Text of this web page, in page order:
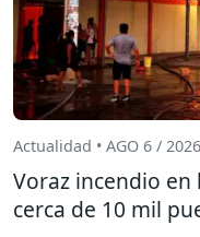
Actualidad • AGO 6 / 2026
Voraz incendio
cerca de 10 mil